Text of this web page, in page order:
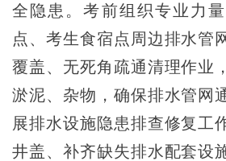
全隐患。考前组织专业力
点、考生食宿点周边排水管
覆盖、无死角疏通清理作业
淤泥、杂物，确保排水管网
展排水设施隐患排查修复工
井盖、补齐缺失排水配套设